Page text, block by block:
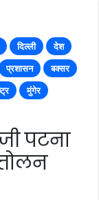
दिल्ली
देश
प्रशासन
बक्सर
मुंगेर
पटना